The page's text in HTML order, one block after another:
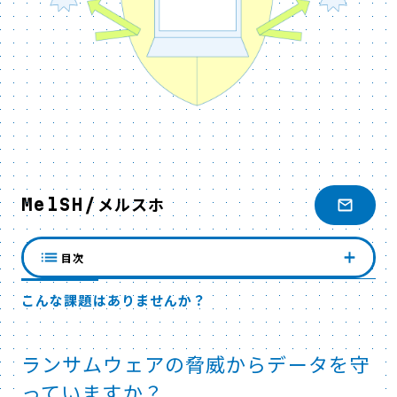
MelSH/メルスホ
こんな課題はありませんか？
ランサムウェアの脅威からデータを守
目次